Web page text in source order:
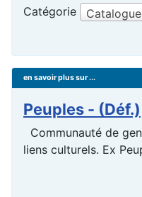
Catégorie
en savoir plus sur ...
Peuples - (Déf.)
Communauté de
liens culturels. Ex